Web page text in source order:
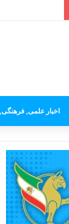
اخبار علمی,